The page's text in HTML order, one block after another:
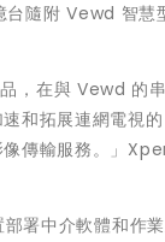
隨附 Vewd 智慧
，在與 Vewd 的
和拓展連網電視
傳輸服務。」
部署中介軟體和作